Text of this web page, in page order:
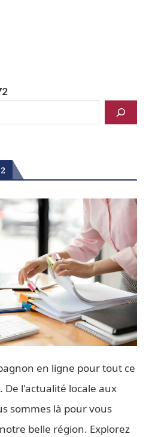
en ligne pour tout ce
De l'actualité locale aux
sommes là pour vous
belle région. Explorez